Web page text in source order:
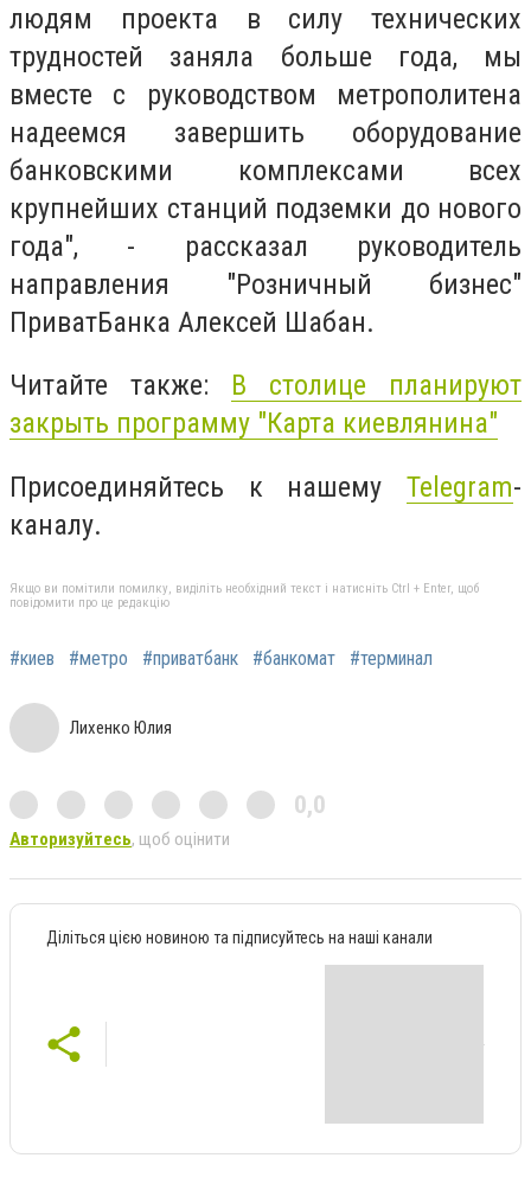
людям проекта в силу технических
трудностей заняла больше года, мы
вместе с руководством метрополитена
надеемся завершить оборудование
банковскими комплексами всех
крупнейших станций подземки до нового
года", - рассказал руководитель
направления "Розничный бизнес"
ПриватБанка Алексей Шабан.
Читайте также: В столице планируют
закрыть программу "Карта киевлянина"
Присоединяйтесь к нашему Telegram-
каналу.
Якщо ви помітили помилку, виділіть необхідний текст і натисніть Ctrl + Enter, щоб
повідомити про це редакцію
#киев #метро #приватбанк #банкомат #терминал
Лихенко Юлия
0,0
Авторизуйтесь, щоб оцінити
Діліться цією новиною та підписуйтесь на наші канали